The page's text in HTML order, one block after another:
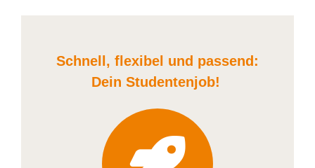
Schnell, flexibel und passend:
Dein Studentenjob!